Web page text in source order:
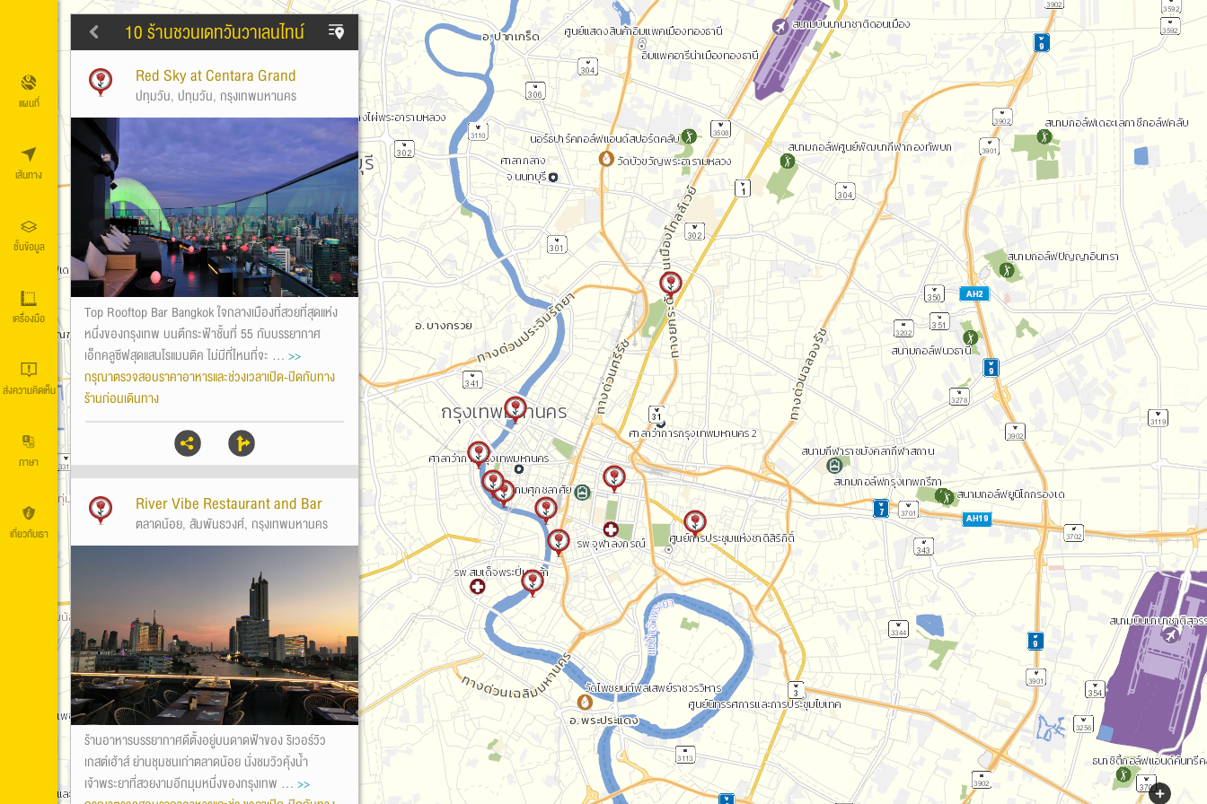
แผนที่
เส้นทาง
ชั้นข้อมูล
เครื่องมือ
ส่งความคิดเห็น
ภาษา
เกี่ยวกับเรา
10 ร้านชวนเดทวันวาเลนไทน์
Red Sky at Centara Grand
ปทุมวัน, ปทุมวัน, กรุงเทพมหานคร
Top Rooftop Bar Bangkok ใจกลางเมืองที่สวยที่สุดแห่ง
หนึ่งของกรุงเทพ บนตึกระฟ้าชั้นที่ 55 กับบรรยากาศ
เอ็กคลูซีฟสุดแสนโรแมนติค ไม่มีที่ไหนที่จะ ... >>
กรุณาตรวจสอบราคาอาหารและช่วงเวลาเปิด-ปิดกับทาง
ร้านก่อนเดินทาง
River Vibe Restaurant and Bar
ตลาดน้อย, สัมพันธวงศ์, กรุงเทพมหานคร
ร้านอาหารบรรยากาศดีตั้งอยู่บนดาดฟ้าของ ริเวอร์วิว
เกสต์เฮ้าส์ ย่านชุมชนเก่าตลาดน้อย นั่งชมวิวคุ้งน้ำ
เจ้าพระยาที่สวยงามอีกมุมหนึ่งของกรุงเทพ ... >>